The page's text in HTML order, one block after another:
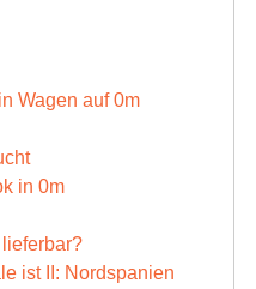
Wagen auf 0m
in 0m
ist II: Nordspanien